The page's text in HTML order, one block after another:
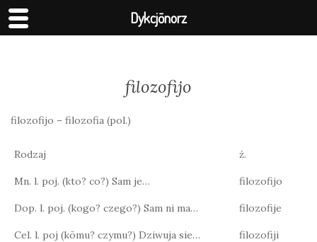
filozofijo
filozofijo – filozofia (pol.)
Rodzaj ż.
Mn. l. poj. (kto? co?) Sam je… filozofijo
Dop. l. poj. (kogo? czego?) Sam ni ma… filozofije
Cel. l. poj (kōmu? czymu?) Dziwuja sie… filozofiji
Dykcjōnorz